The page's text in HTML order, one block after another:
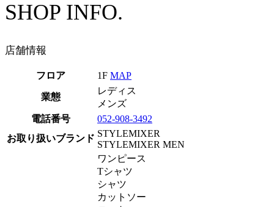
SHOP INFO.
店舗情報
フロア 1F MAP
業態
レディス
メンズ
電話番号
052-908-3492
お取り扱いブランド STYLEMIXER
STYLEMIXER MEN
ワンピース
Tシャツ
シャツ
カットソー